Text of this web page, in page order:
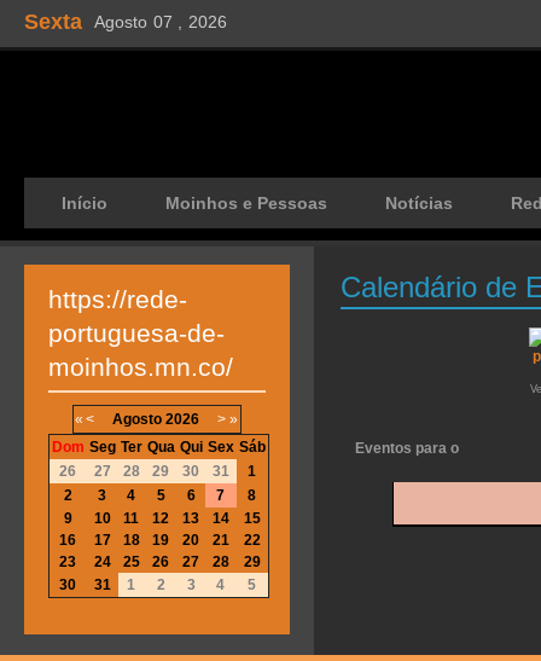
Sexta Agosto 07 , 2026
Início Moinhos e Pessoas Notícias
Calendário de
Eventos para o
https://rede-
portuguesa-de-
moinhos.mn.co/
« < Agosto 2026 > »
Dom Seg Ter Qua Qui Sex Sáb
26
27 28 29 30 31
1
2
3 4 5 6 7
8
9
10 11 12 13 14
15
16
17 18 19 20 21
22
23
24 25 26 27 28
29
30
31 1 2 3 4 5